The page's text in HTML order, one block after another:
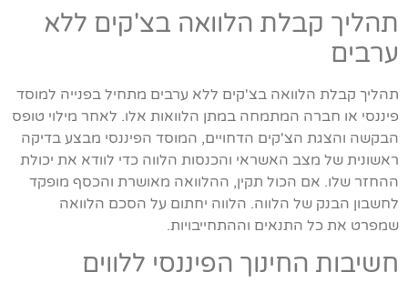
תהליך קבלת הלוואה בצ'קים ללא
ערבים
תהליך קבלת הלוואה בצ'קים ללא ערבים מתחיל בפנייה למוסד
פיננסי או חברה המתמחה במתן הלוואות אלו. לאחר מילוי טופס
הבקשה והצגת הצ'קים הדחויים, המוסד הפיננסי מבצע בדיקה
ראשונית של מצב האשראי והכנסות הלווה כדי לוודא את יכולת
ההחזר שלו. אם הכול תקין, ההלוואה מאושרת והכסף מופקד
לחשבון הבנק של הלווה. הלווה יחתום על הסכם הלוואה
שמפרט את כל התנאים וההתחייבויות.
חשיבות החינוך הפיננסי ללווים